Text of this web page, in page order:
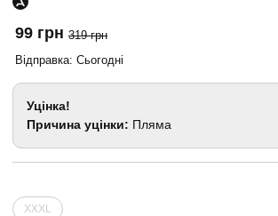
99 грн 319 грн
Відправка: Сьогодні
Уцінка!
Причина уцінки: Пляма
XXXL